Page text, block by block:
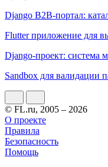
Django B2B-портал:
Flutter приложение для
Django-проект: система
Sandbox для валидации
© FL.ru, 2005 – 2026
О проекте
Правила
Безопасность
Помощь